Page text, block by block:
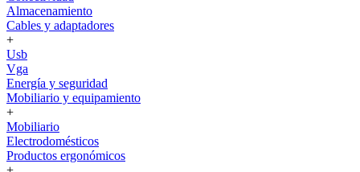
Almacenamiento
Cables y adaptadores
+
Usb
Vga
Energía y seguridad
Mobiliario y equipamiento
+
Mobiliario
Electrodomésticos
Productos ergonómicos